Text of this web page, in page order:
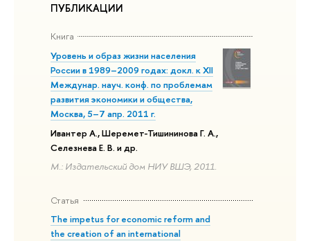
ПУБЛИКАЦИИ
Книга
Уровень и образ жизни населения
России в 1989–2009 годах: докл. к XII
Междунар. науч. конф. по проблемам
развития экономики и общества,
Москва, 5–7 апр. 2011 г.
Ивантер А., Шеремет-Тишининова Г. А.,
Селезнева Е. В. и др.
М.: Издательский дом НИУ ВШЭ, 2011.
Статья
The impetus for economic reform and
the creation of an international